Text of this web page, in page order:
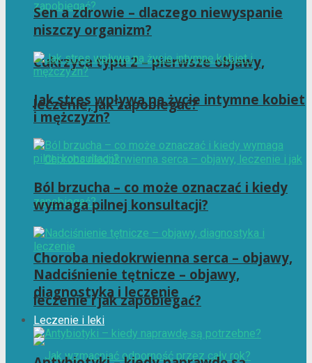
Cukrzyca typu 2 – pierwsze objawy,
leczenie, jak zapobiegać?
Choroba niedokrwienna serca – objawy,
leczenie i jak zapobiegać?
Sen a zdrowie – dlaczego niewyspanie
niszczy organizm?
Jak stres wpływa na życie intymne kobiet
i mężczyzn?
Ból brzucha – co może oznaczać i kiedy
wymaga pilnej konsultacji?
Nadciśnienie tętnicze – objawy,
diagnostyka i leczenie
Leczenie i leki